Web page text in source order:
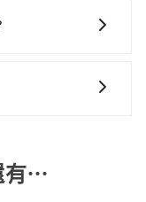
。另外，偶爾也
的風險。最後，
擇！
更多的深度資訊
和方便。只需在
板、樂器、廣告
先丈量好尺寸，
沒問題再下訂。
有⋯